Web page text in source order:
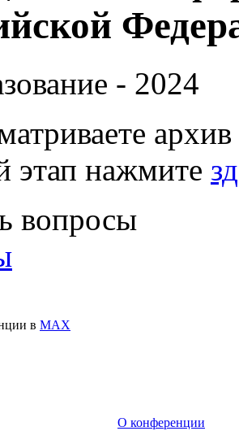
- 2024
этап нажмите
вопросы
в МАХ
О конференции